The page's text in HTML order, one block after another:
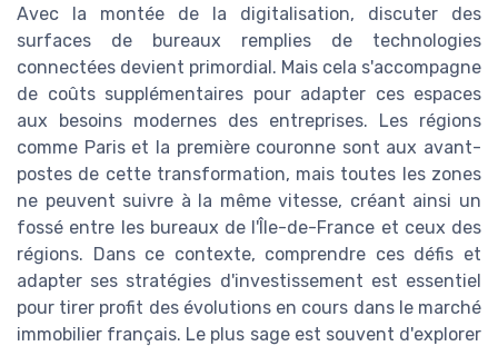
Avec la montée de la digitalisation, discuter des
surfaces de bureaux remplies de technologies
connectées devient primordial. Mais cela s'accompagne
de coûts supplémentaires pour adapter ces espaces
aux besoins modernes des entreprises. Les régions
comme Paris et la première couronne sont aux avant-
postes de cette transformation, mais toutes les zones
ne peuvent suivre à la même vitesse, créant ainsi un
fossé entre les bureaux de l'Île-de-France et ceux des
régions. Dans ce contexte, comprendre ces défis et
adapter ses stratégies d'investissement est essentiel
pour tirer profit des évolutions en cours dans le marché
immobilier français. Le plus sage est souvent d'explorer